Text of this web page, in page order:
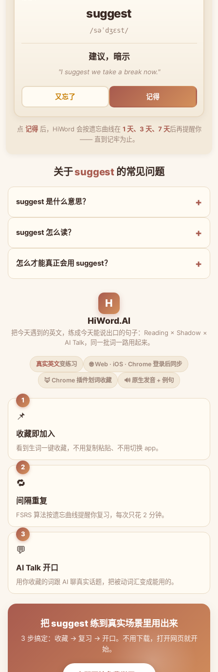
suggest
/səˈdʒɛst/
建议，暗示
"I suggest we take a break now."
又忘了 记得
点 记得后，HiWord 会按遗忘曲线在 1 天、3 天、7 天后再提醒你
—— 直到记牢为止。
关于suggest 的常见问题
suggest 是什么意思？
suggest 怎么读？
怎么才能真正会用 suggest？
H
HiWord.AI
把今天遇到的英文，练成今天能说出口的句子：Reading × Shadow ×
AI Talk，同一批词一路用起来。
真实英文变练习 🌐 Web · iOS · Chrome 登录后同步
🦊 Chrome 插件划词收藏 🔊 原生发音 + 例句
1
📌
收藏即加入
看到生词一键收藏，不用复制粘贴、不用切换 app。
2
🔁
间隔重复
FSRS 算法按遗忘曲线提醒你复习，每次只花 2 分钟。
3
💬
AI Talk 开口
用你收藏的词跟 AI 聊真实话题，把被动词汇变成能用的。
把 suggest 练到真实场景里用出来
3 步搞定：收藏 → 复习 → 开口。不用下载，打开网页就开
始。